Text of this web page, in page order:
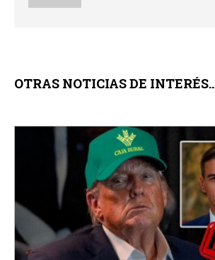
OTRAS NOTICIAS DE INTERÉS..